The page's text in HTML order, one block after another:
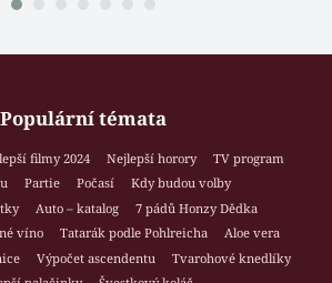
Populární témata
filmy 2024 Nejlepší horory
TV program
Partie Počasí
Kdy budou volby
Auto – katalog
7 pádů Honzy Dědka
víno Tatarák podle Pohlreicha
Aloe vera
Výpočet ascendentu
Tvarohové knedlíky